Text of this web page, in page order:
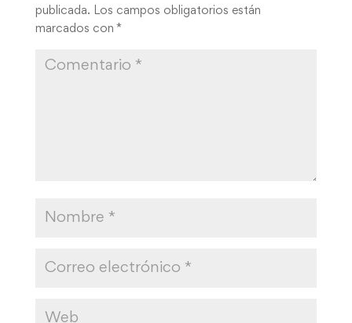
publicada. Los campos obligatorios están
marcados con *